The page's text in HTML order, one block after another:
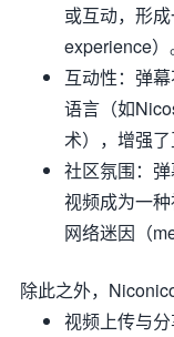
或互动，形
experience）
互动性：弹
语言（如
术），增强了
社区氛围：
视频成为一
网络迷因（
除此之外，
视频上传与